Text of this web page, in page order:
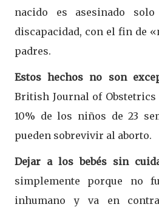
nacido es asesinado
discapacidad, con el fin de
padres.
Estos hechos no son
British Journal of Obstetrics
10% de los niños de 23
pueden sobrevivir al aborto.
Dejar a los bebés sin
simplemente porque no
inhumano y va en